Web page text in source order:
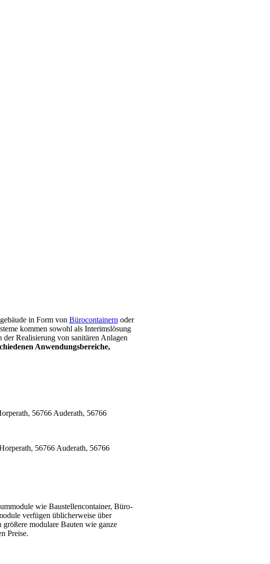
in Form von Bürocontainern oder
kommen sowohl als Interimslösung
der Realisierung von sanitären Anlagen
Anwendungsbereiche,
wie Baustellencontainer, Büro-
verfügen üblicherweise über
modulare Bauten wie ganze
Preise.